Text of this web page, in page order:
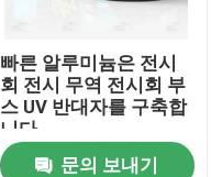
빠른 알루미늄은 전시
회 전시 무역 전시회 부
스 UV 반대자를 구축합
니다
문의 보내기